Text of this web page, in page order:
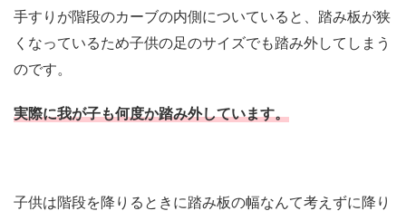
手すりが階段のカーブの内側についていると、踏み板が狭
くなっているため子供の足のサイズでも踏み外してしまう
のです。
実際に我が子も何度か踏み外しています。
子供は階段を降りるときに踏み板の幅なんて考えずに降り